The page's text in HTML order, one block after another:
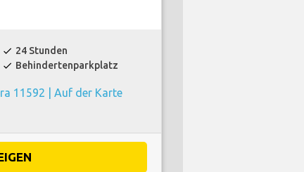
check 24 Stunden
check Behindertenparkplatz
11592 | Auf der Karte